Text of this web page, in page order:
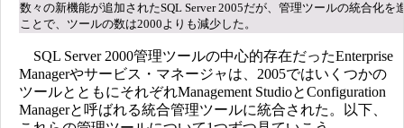
数々の新機能が追加されたSQL Server 2005だが、管理ツールの統合化を
ことで、ツールの数は2000よりも減少した。
SQL Server 2000管理ツールの中心的存在だったEnterprise
Managerやサービス・マネージャは、2005ではいくつかの
ツールとともにそれぞれManagement StudioとConfiguration
Managerと呼ばれる統合管理ツールに統合された。以下、